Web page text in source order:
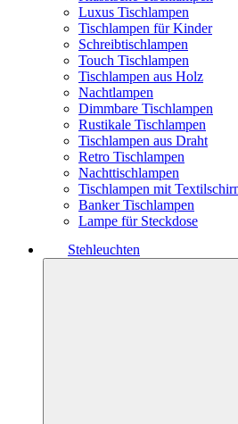
Luxus Tischlampen
Tischlampen für Kinder
Schreibtischlampen
Touch Tischlampen
Tischlampen aus Holz
Nachtlampen
Dimmbare Tischlampen
Rustikale Tischlampen
Tischlampen aus Draht
Retro Tischlampen
Nachttischlampen
Tischlampen mit
Banker Tischlampen
Lampe für Steckdose
Stehleuchten